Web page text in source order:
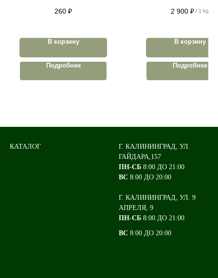
260 ₽
В корзину
Подробнее
2 900 ₽ / 1 kg
В корзину
Подробнее
КАТАЛОГ
Г. КАЛИНИНГРАД, УЛ.
ГАЙДАРА,157
ПН-СБ 8:00 ДО 21:00
ВС 8:00 ДО 20:00
Г. КАЛИНИНГРАД, УЛ. 9
АПРЕЛЯ, 9
ПН-СБ 8:00 ДО 21:00
ВС 8:00 ДО 20:00